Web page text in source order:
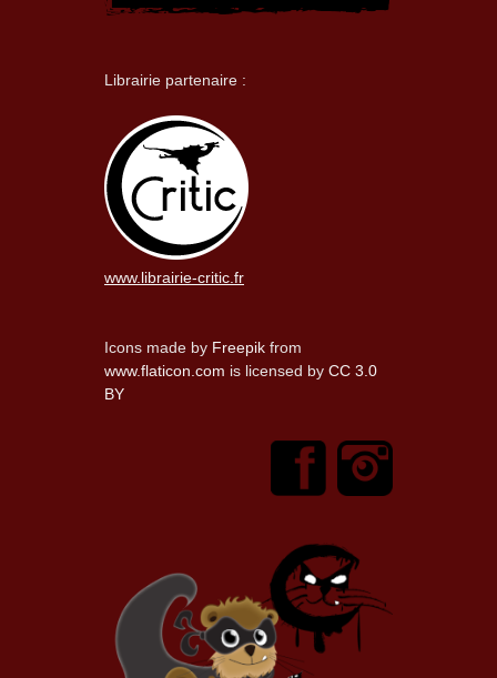
Librairie partenaire :
www.librairie-critic.fr
Icons made by Freepik from
www.flaticon.com is licensed by CC 3.0
BY